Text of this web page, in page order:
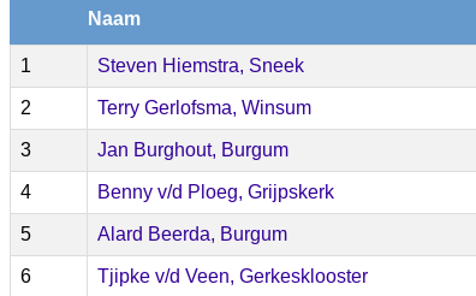
Naam
1 Steven Hiemstra, Sneek
2 Terry Gerlofsma, Winsum
3 Jan Burghout, Burgum
4 Benny v/d Ploeg, Grijpskerk
5 Alard Beerda, Burgum
6 Tjipke v/d Veen, Gerkesklooster